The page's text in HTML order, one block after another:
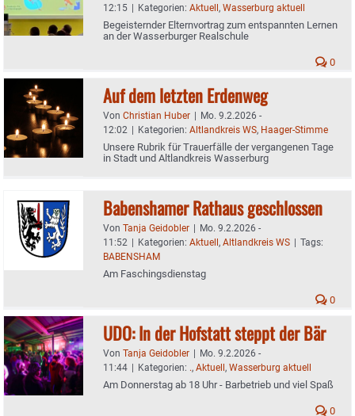
12:15 | Kategorien: Aktuell, Wasserburg aktuell
Begeisternder Elternvortrag zum entspannten Lernen
an der Wasserburger Realschule
0
Auf dem letzten Erdenweg
Von Christian Huber | Mo. 9.2.2026 -
12:02 | Kategorien: Altlandkreis WS, Haager-Stimme
Unsere Rubrik für Trauerfälle der vergangenen Tage
in Stadt und Altlandkreis Wasserburg
Babenshamer Rathaus geschlossen
Von Tanja Geidobler | Mo. 9.2.2026 -
11:52 | Kategorien: Aktuell, Altlandkreis WS | Tags:
BABENSHAM
Am Faschingsdienstag
0
UDO: In der Hofstatt steppt der Bär
Von Tanja Geidobler | Mo. 9.2.2026 -
11:44 | Kategorien: ., Aktuell, Wasserburg aktuell
Am Donnerstag ab 18 Uhr - Barbetrieb und viel Spaß
0